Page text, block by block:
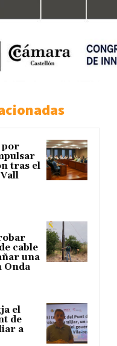
por
tras el
cable
una
Onda
el
de
a